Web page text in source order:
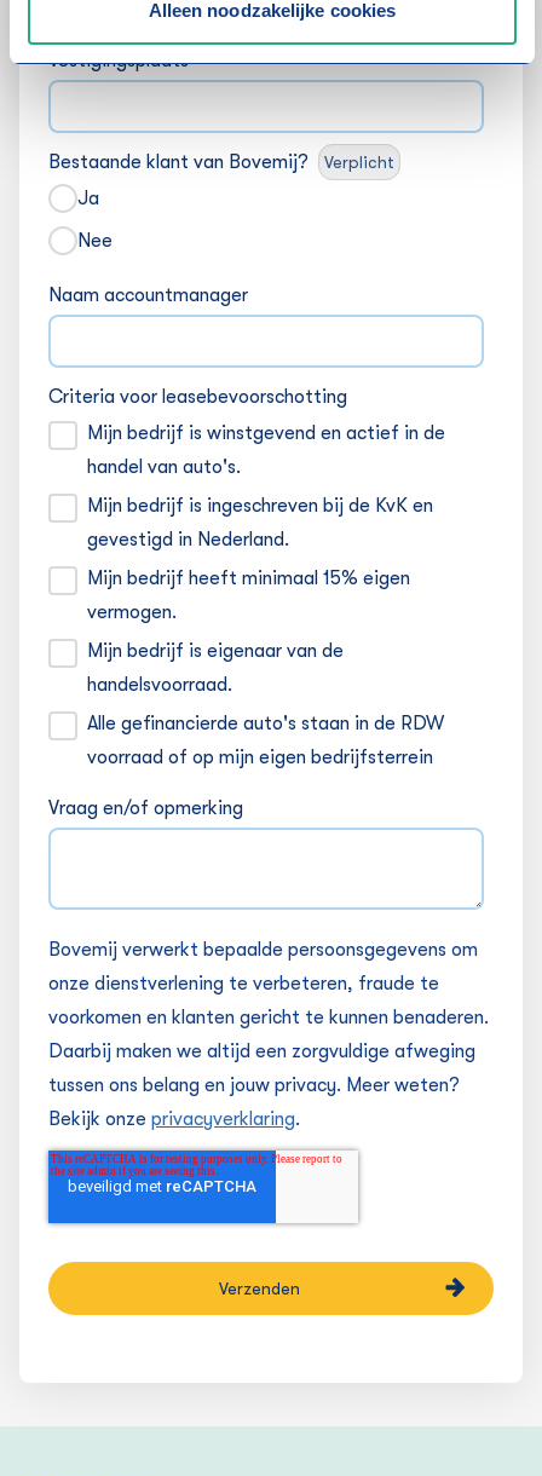
Alleen noodzakelijke cookies
Vestigingsplaats
Bestaande klant van Bovemij? Verplicht
Ja
Nee
Naam accountmanager
Criteria voor leasebevoorschotting
Mijn bedrijf is winstgevend en actief in de
handel van auto's.
Mijn bedrijf is ingeschreven bij de KvK en
gevestigd in Nederland.
Mijn bedrijf heeft minimaal 15% eigen
vermogen.
Mijn bedrijf is eigenaar van de
handelsvoorraad.
Alle gefinancierde auto's staan in de RDW
voorraad of op mijn eigen bedrijfsterrein
Vraag en/of opmerking
Bovemij verwerkt bepaalde persoonsgegevens om
onze dienstverlening te verbeteren, fraude te
voorkomen en klanten gericht te kunnen benaderen.
Daarbij maken we altijd een zorgvuldige afweging
tussen ons belang en jouw privacy. Meer weten?
Bekijk onze privacyverklaring.